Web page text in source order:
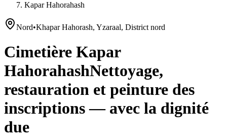
Kapar Hahorahash
Nord•Khapar Hahorash, Yzaraal, District nord
Cimetière Kapar
HahorahashNettoyage,
restauration et peinture des
inscriptions — avec la dignité
due